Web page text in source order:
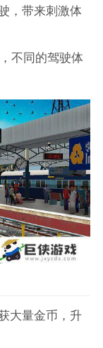
，带来刺激体
不同的驾驶体
大量金币，升